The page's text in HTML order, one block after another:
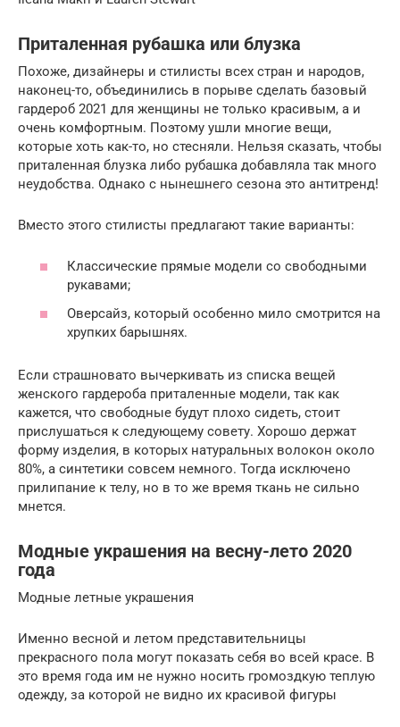
Приталенная рубашка или блузка
Похоже, дизайнеры и стилисты всех стран и народов,
наконец-то, объединились в порыве сделать базовый
гардероб 2021 для женщины не только красивым, а и
очень комфортным. Поэтому ушли многие вещи,
которые хоть как-то, но стесняли. Нельзя сказать, чтобы
приталенная блузка либо рубашка добавляла так много
неудобства. Однако с нынешнего сезона это антитренд!
Вместо этого стилисты предлагают такие варианты:
Классические прямые модели со свободными
рукавами;
Оверсайз, который особенно мило смотрится на
хрупких барышнях.
Если страшновато вычеркивать из списка вещей
женского гардероба приталенные модели, так как
кажется, что свободные будут плохо сидеть, стоит
прислушаться к следующему совету. Хорошо держат
форму изделия, в которых натуральных волокон около
80%, а синтетики совсем немного. Тогда исключено
прилипание к телу, но в то же время ткань не сильно
мнется.
Модные украшения на весну-лето 2020
года
Модные летные украшения
Именно весной и летом представительницы
прекрасного пола могут показать себя во всей красе. В
это время года им не нужно носить громоздкую теплую
одежду, за которой не видно их красивой фигуры